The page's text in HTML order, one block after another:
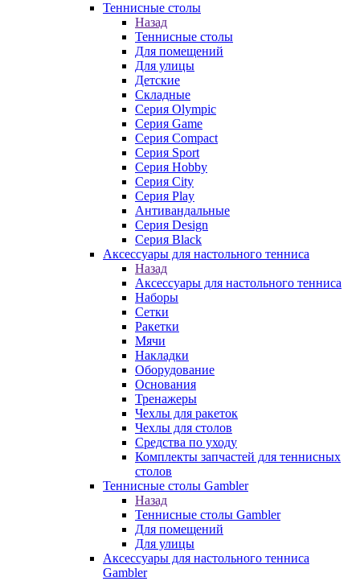
Теннисные столы
Назад
Теннисные столы
Для помещений
Для улицы
Детские
Складные
Серия Olympic
Серия Game
Серия Compact
Серия Sport
Серия Hobby
Серия City
Серия Play
Антивандальные
Серия Design
Серия Black
Аксессуары для настольного тенниса
Назад
Аксессуары для настольного тенниса
Наборы
Сетки
Ракетки
Мячи
Накладки
Оборудование
Основания
Тренажеры
Чехлы для ракеток
Чехлы для столов
Средства по уходу
Комплекты запчастей для теннисных
столов
Теннисные столы Gambler
Назад
Теннисные столы Gambler
Для помещений
Для улицы
Аксессуары для настольного тенниса
Gambler